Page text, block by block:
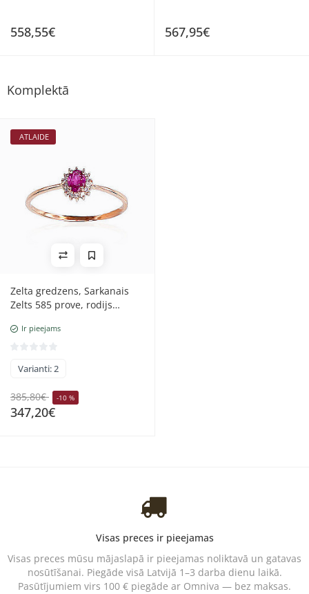
558,55€ 567,95€
Komplektā
ATLAIDE
Zelta gredzens, Sarkanais
Zelts 585 prove, rodijs
Rubīns
Ir pieejams
Varianti: 2
385,80€ -10 %
347,20€
Visas preces ir pieejamas
Visas preces mūsu mājaslapā ir pieejamas noliktavā un gatavas
nosūtīšanai. Piegāde visā Latvijā 1–3 darba dienu laikā.
Pasūtījumiem virs 100 € piegāde ar Omniva — bez maksas.